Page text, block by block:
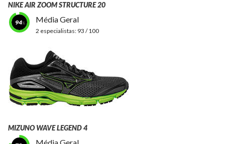
NIKE AIR ZOOM STRUCTURE 20
94 Média Geral
2 especialistas: 93 / 100
MIZUNO WAVE LEGEND 4